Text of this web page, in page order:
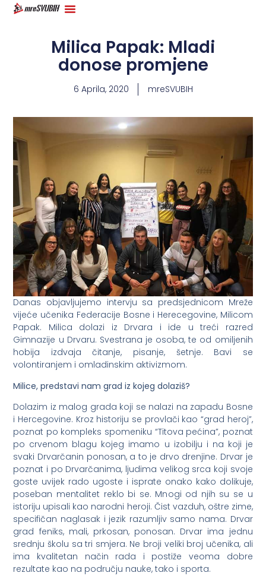
Milica Papak: Mladi
donose promjene
6 Aprila, 2020 mreSVUBIH
Danas objavljujemo intervju sa predsjednicom Mreže
vijeće učenika Federacije Bosne i Herecegovine, Milicom
Papak. Milica dolazi iz Drvara i ide u treći razred
Gimnazije u Drvaru. Svestrana je osoba, te od omiljenih
hobija izdvaja čitanje, pisanje, šetnje. Bavi se
volontiranjem i omladinskim aktivizmom.
Milice, predstavi nam grad iz kojeg dolaziš?
Dolazim iz malog grada koji se nalazi na zapadu Bosne
i Hercegovine. Kroz historiju se provlači kao “grad heroj”,
poznat po kompleks spomeniku “Titova pećina”, poznat
po crvenom blagu kojeg imamo u izobilju i na koji je
svaki Drvarčanin ponosan, a to je drvo drenjine. Drvar je
poznat i po Drvarčanima, ljudima velikog srca koji svoje
goste uvijek rado ugoste i isprate onako kako dolikuje,
poseban mentalitet reklo bi se. Mnogi od njih su se u
istoriju upisali kao narodni heroji. Čist vazduh, oštre zime,
specifičan naglasak i jezik razumljiv samo nama. Drvar
grad feniks, mali, prkosan, ponosan. Drvar ima jednu
srednju školu sa tri smjera. Ne broji veliki broj učenika, ali
ima kvalitetan način rada i postiže veoma dobre
rezultate kao na području nauke, tako i sporta.